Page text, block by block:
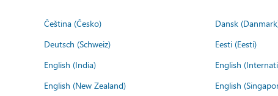
Čeština (Česko) Dansk
Deutsch (Schweiz)
Eesti (Eesti)
English (India)
English
English (New Zealand)
English